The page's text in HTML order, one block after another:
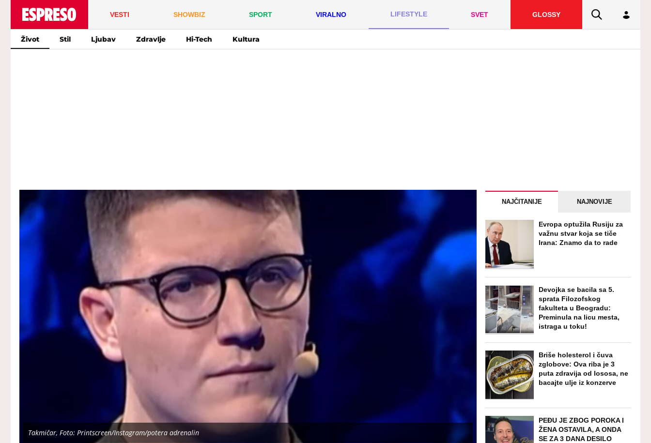
VESTI SHOWBIZ SPORT VIRALNO LIFESTYLE SVET GLOSSY
Život Stil Ljubav Zdravlje Hi-Tech Kultura
Takmičar, Foto: Printscreen/Instagram/potera adrenalin
NAJČITANIJE NAJNOVIJE
Evropa optužila Rusiju za
važnu stvar koja se tiče
Irana: Znamo da to rade
Devojka se bacila sa 5.
sprata Filozofskog
fakulteta u Beogradu:
Preminula na licu mesta,
istraga u toku!
Briše holesterol i čuva
zglobove: Ova riba je 3
puta zdravija od lososa, ne
bacajte ulje iz konzerve
PEĐU JE ZBOG POROKA I
ŽENA OSTAVILA, A ONDA
SE ZA 3 DANA DESILO